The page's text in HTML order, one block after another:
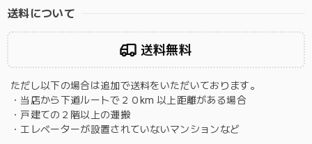
送料について
送料無料
ただし以下の場合は追加で送料をいただいております。
・当店から下道ルートで２０km 以上距離がある場合
・戸建ての２階以上の運搬
・エレベーターが設置されていないマンションなど